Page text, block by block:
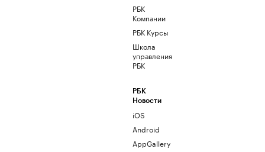
РБК
Компании
РБК Курсы
Школа
управления
РБК
РБК
Новости
iOS
Android
AppGallery